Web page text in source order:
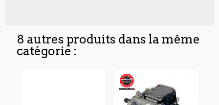
8 autres produits dans la même
catégorie :